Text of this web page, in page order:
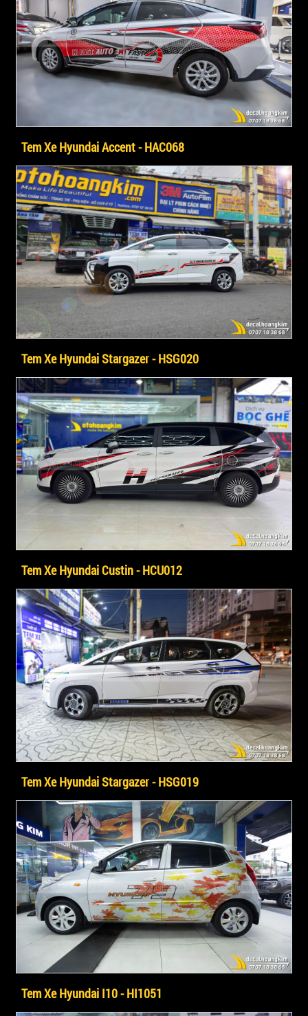
Tem Xe Hyundai Accent - HAC068
Tem Xe Hyundai Stargazer - HSG020
Tem Xe Hyundai Custin - HCU012
Tem Xe Hyundai Stargazer - HSG019
Tem Xe Hyundai I10 - HI1051